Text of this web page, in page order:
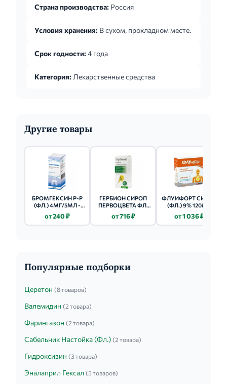
Страна производства: Россия
Условия хранения: В сухом, прохладном месте.
Срок годности: 4 года
Категория: Лекарственные средства
Другие товары
БРОМГЕКСИН Р-Р
(ФЛ.) 4МГ/5МЛ -
от 240 ₽
ГЕРБИОН СИРОП
ПЕРВОЦВЕТА ФЛ.
от 716 ₽
ФЛУИФОРТ СИРОП
(ФЛ.) 9% 120МЛ
от 1 036 ₽
Популярные подборки
Церетон (8 товаров)
Валемидин (2 товара)
Фарингазон (2 товара)
Сабельник Настойка (Фл.) (2 товара)
Гидроксизин (3 товара)
Эналаприл Гексал (5 товаров)